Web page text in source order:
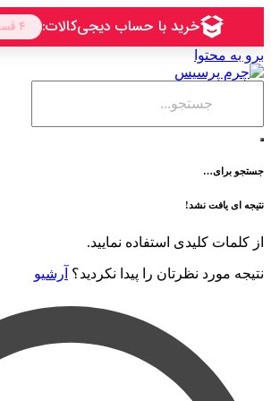
نشد!
کلیدی استفاده نمایید.
نظرتان را پیدا نکردید؟ آرشیو